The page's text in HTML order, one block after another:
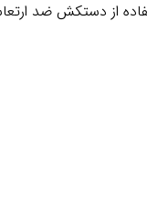
از دستکش ضد